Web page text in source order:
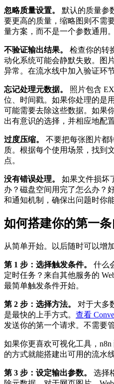
忽略质量设置。
默认的质量参
要更高的质量，缩略图则不需
量方案，而不是一个参数通用。
不验证输出结果。
检查你的转
动化系统可能会静默失败。图
异常。在流水线中加入验证环节
忘记处理元数据。
照片包含
位、时间戳。如果你处理的是
可能需要去除这些数据。如果
出有意识的选择，并相应地配
过度压缩。
不要把每张图片都
质。根据每个使用场景，找到
点。
没有错误处理。
如果文件损坏
办？磁盘空间用完了怎么办？
和通知机制，确保出问题时你
如何搭建你的第一
从简单开始。以后随时可以增
第 1 步：选择触发条件。
什么
定时任务？来自其他服务的
最简单触发条件开始。
第 2 步：选择方法。
对于大多
是最快的上手方式。 查看
发送你的第一个请求。不需要
如果你更喜欢可视化工具，
的方式就能搭建出可用的流水线
第 3 步：设定输出参数。
选择